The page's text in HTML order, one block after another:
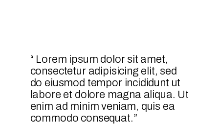
“ Lorem ipsum dolor sit amet,
consectetur adipisicing elit, sed
do eiusmod tempor incididunt ut
labore et dolore magna aliqua. Ut
enim ad minim veniam, quis ea
commodo consequat.”